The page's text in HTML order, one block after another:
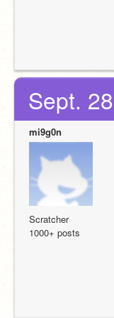
Sept.
mi9g0n
Scratcher
1000+ posts